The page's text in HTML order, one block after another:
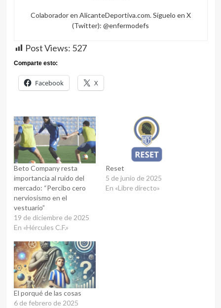
Colaborador en AlicanteDeportiva.com. Síguelo en X
(Twitter): @enfermodefs
Post Views: 527
Comparte esto:
Facebook X
Beto Company resta
importancia al ruido del
mercado: “Percibo cero
nerviosismo en el
vestuario”
19 de diciembre de 2025
En «Hércules C.F.»
Reset
5 de junio de 2025
En «Libre directo»
El porqué de las cosas
6 de febrero de 2025